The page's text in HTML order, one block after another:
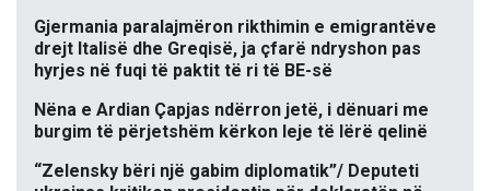
Gjermania paralajmëron rikthimin e emigrantëve
drejt Italisë dhe Greqisë, ja çfarë ndryshon pas
hyrjes në fuqi të paktit të ri të BE-së
Nëna e Ardian Çapjas ndërron jetë, i dënuari me
burgim të përjetshëm kërkon leje të lërë qelinë
“Zelensky bëri një gabim diplomatik”/ Deputeti